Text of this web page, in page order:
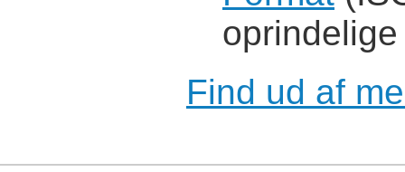
Find ud af